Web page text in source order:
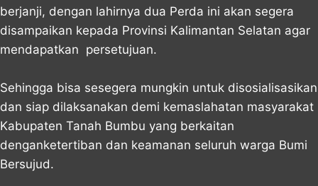
berjanji, dengan lahirnya dua Perda ini akan segera
disampaikan kepada Provinsi Kalimantan Selatan agar
mendapatkan persetujuan.
Sehingga bisa sesegera mungkin untuk disosialisasikan
dan siap dilaksanakan demi kemaslahatan masyarakat
Kabupaten Tanah Bumbu yang berkaitan
denganketertiban dan keamanan seluruh warga Bumi
Bersujud.